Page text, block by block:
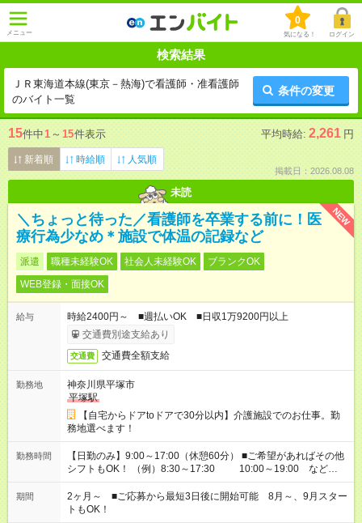
メニュー
0
気になる！ ログイン
検索結果
ＪＲ東海道本線(東京－熱海)で看護師・准看護師
のバイト一覧
条件の変更
15件中1 ～ 15件表示 平均時給: 2,261 円
新着順 時給順 人気順
掲載日：2026.08.08
未読
NEW
＼ちょっと待った／看護師を卒業する前に！医
療行為少なめ＊施設で体温の記録など
派遣 職種未経験OK 社会人未経験OK
ブランクOK
WEB登録・面接OK
給与
時給2400円～ ■週払いOK ■日収1万9200円以上
交通費別途支給あり
交通費 交通費全額支給
勤務地
神奈川県平塚市
平塚駅
【自宅からドアtoドアで30分以内】介護施設でのお仕事。勤
務地選べます！
勤務時間
【日勤のみ】9:00～17:00（休憩60分） ■ご希望があればその他
シフトもOK！ （例）8:30～17:30 10:00～19:00 など
「家族とお休みを合わせたい」 「できれば残業はしたくない」
など、あなたのご希望に沿ったお仕事をご紹介します！ ※Wワ
ーク希望の方へ 今ご覧のお仕事で希望する勤務時間と、もう1つ
のお仕事の勤務時間。 合計で週40時間を超える場合は応募でき
期間
2ヶ月～ ■ご応募から最短3日後に開始可能 8月～、9月スター
トもOK！